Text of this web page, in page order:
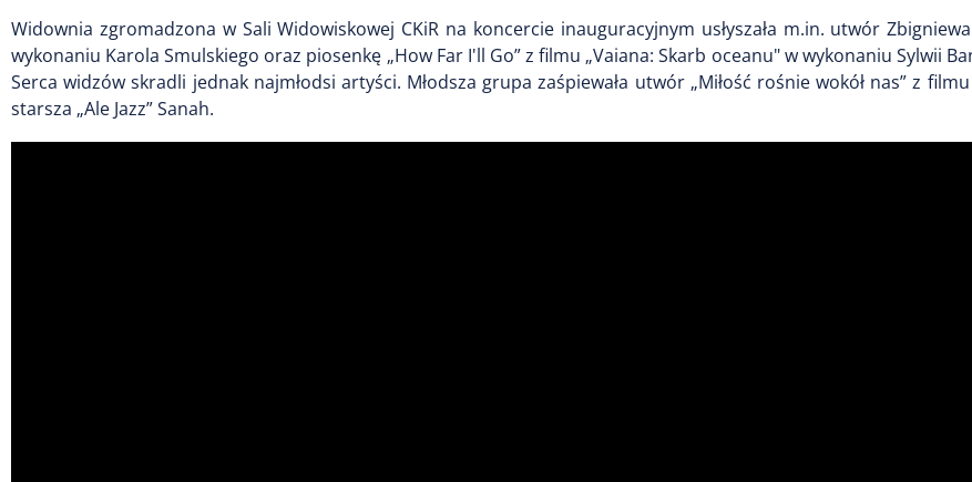
Widownia zgromadzona w Sali Widowiskowej CKiR na koncercie inauguracyjnym usłyszała m.in. utwór
wykonaniu Karola Smulskiego oraz piosenkę „How Far I'll Go” z filmu „Vaiana: Skarb oceanu"w wykonaniu Sylwii
Serca widzów skradli jednak najmłodsi artyści. Młodsza grupa zaśpiewała utwór „Miłość rośnie wokół nas” z filmu
starsza „Ale Jazz” Sanah.